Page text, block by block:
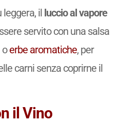
leggera, il luccio al vapore
servito con una salsa
oerbe aromatiche, per
carni senza coprirne il
il Vino